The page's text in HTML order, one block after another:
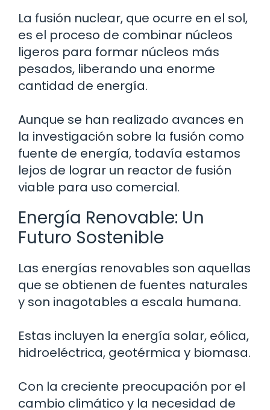
La fusión nuclear, que ocurre en el sol,
es el proceso de combinar núcleos
ligeros para formar núcleos más
pesados, liberando una enorme
cantidad de energía.
Aunque se han realizado avances en
la investigación sobre la fusión como
fuente de energía, todavía estamos
lejos de lograr un reactor de fusión
viable para uso comercial.
Energía Renovable: Un
Futuro Sostenible
Las energías renovables son aquellas
que se obtienen de fuentes naturales
y son inagotables a escala humana.
Estas incluyen la energía solar, eólica,
hidroeléctrica, geotérmica y biomasa.
Con la creciente preocupación por el
cambio climático y la necesidad de